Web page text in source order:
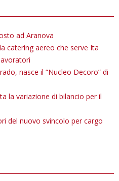
ad Aranova
catering aereo che serve Ita
nasce il “Nucleo Decoro” di
la variazione di bilancio per il
del nuovo svincolo per cargo